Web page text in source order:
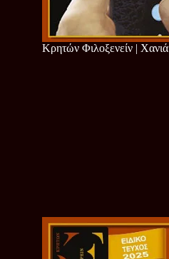
Κρητών Φιλοξενείν | Χανιά